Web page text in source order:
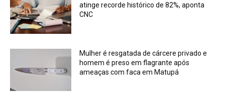
atinge recorde histórico de 82%, aponta
CNC
Mulher é resgatada de cárcere privado e
homem é preso em flagrante após
ameaças com faca em Matupá